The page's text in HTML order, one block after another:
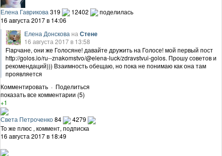
Елена Гаврикова 319 12402
поделилась
16 августа 2017 в 14:06
Елена Донскова наСтене
16 августа 2017 в 13:58
Flapчане, они же Голосяне! давайте дружить на Голосе! мой первый пост
http://golos.io/ru--znakomstvo/@elena-luck/zdravstvui-golos. Прошу советов и
рекомендаций))) Взаимность обещаю, но пока не понимаю как она там
проявляется
Комментировать · Поделиться
показать все комментарии (5)
+1
Света Петроченко84
4279
То же плюс , коммент, подписка
16 августа 2017 в 18:49